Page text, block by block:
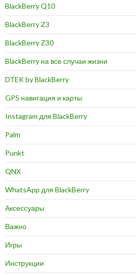
BlackBerry Q10
BlackBerry Z3
BlackBerry Z30
BlackBerry на все случаи жизни
DTEK by BlackBerry
GPS навигация и карты
Instagram для BlackBerry
Palm
Punkt
QNX
WhatsApp для BlackBerry
Аксессуары
Важно
Игры
Инструкции